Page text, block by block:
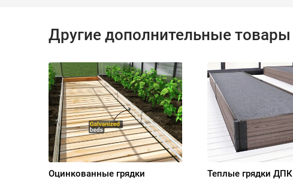
Другие дополнительные товары
Оцинкованные грядки Теплые грядки ДПК